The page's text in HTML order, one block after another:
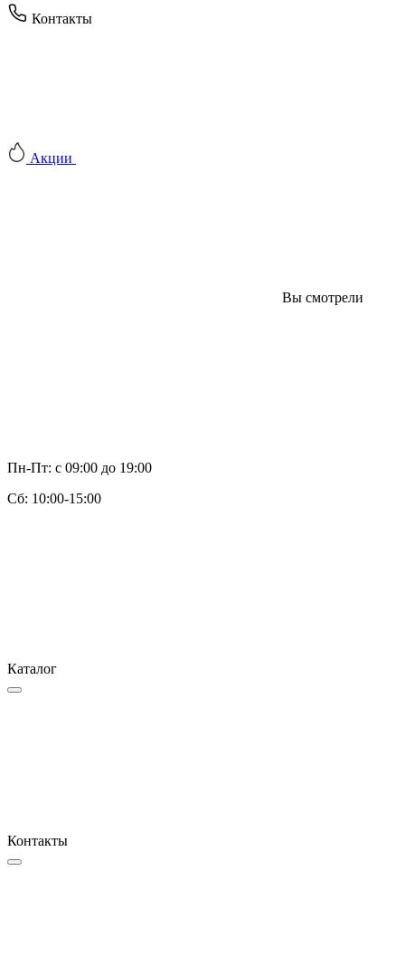
Контакты
Акции
Вы смотрели
Пн-Пт: с 09:00 до 19:00
Cб: 10:00-15:00
Каталог
Контакты